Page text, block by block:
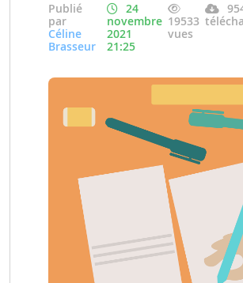
Publié
par
Céline
Brasseur
24
novembre
2021
21:25
19533
vues